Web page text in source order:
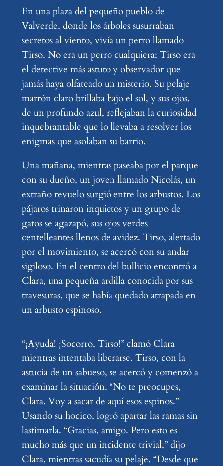
En una plaza del pequeño pueblo de
Valverde, donde los árboles susurraban
secretos al viento, vivía un perro llamado
Tirso. No era un perro cualquiera; Tirso era
el detective más astuto y observador que
jamás haya olfateado un misterio. Su pelaje
marrón claro brillaba bajo el sol, y sus ojos,
de un profundo azul, reflejaban la curiosidad
inquebrantable que lo llevaba a resolver los
enigmas que asolaban su barrio.
Una mañana, mientras paseaba por el parque
con su dueño, un joven llamado Nicolás, un
extraño revuelo surgió entre los arbustos. Los
pájaros trinaron inquietos y un grupo de
gatos se agazapó, sus ojos verdes
centelleantes llenos de avidez. Tirso, alertado
por el movimiento, se acercó con su andar
sigiloso. En el centro del bullicio encontró a
Clara, una pequeña ardilla conocida por sus
travesuras, que se había quedado atrapada en
un arbusto espinoso.
“¡Ayuda! ¡Socorro, Tirso!” clamó Clara
mientras intentaba liberarse. Tirso, con la
astucia de un sabueso, se acercó y comenzó a
examinar la situación. “No te preocupes,
Clara. Voy a sacar de aquí esos espinos.”
Usando su hocico, logró apartar las ramas sin
lastimarla. “Gracias, amigo. Pero esto es
mucho más que un incidente trivial,” dijo
Clara, mientras sacudía su pelaje. “Desde que